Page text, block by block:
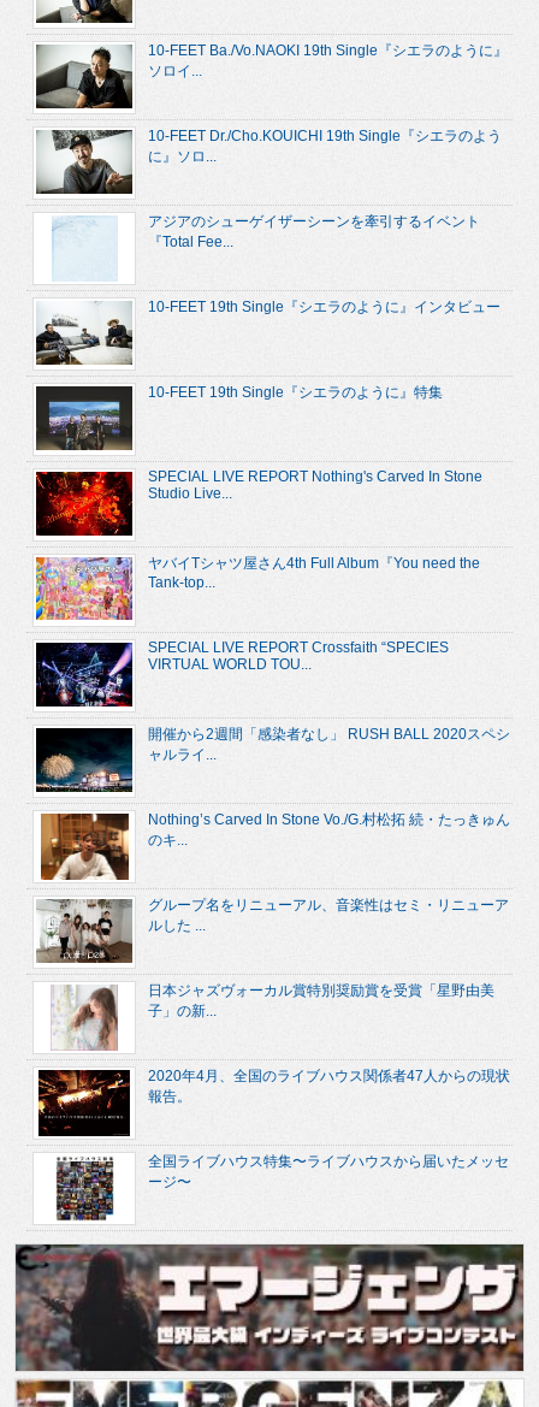
10-FEET Ba./Vo.NAOKI 19th Single『シエラのように』
ソロイ...
10-FEET Dr./Cho.KOUICHI 19th Single『シエラのよう
に』ソロ...
アジアのシューゲイザーシーンを牽引するイベント
『Total Fee...
10-FEET 19th Single『シエラのように』インタビュー
10-FEET 19th Single『シエラのように』特集
SPECIAL LIVE REPORT Nothing's Carved In Stone
Studio Live...
ヤバイTシャツ屋さん4th Full Album『You need the
Tank-top...
SPECIAL LIVE REPORT Crossfaith “SPECIES
VIRTUAL WORLD TOU...
開催から2週間「感染者なし」 RUSH BALL 2020スペシ
ャルライ...
Nothing’s Carved In Stone Vo./G.村松拓 続・たっきゅん
のキ...
グループ名をリニューアル、音楽性はセミ・リニューア
ルした ...
日本ジャズヴォーカル賞特別奨励賞を受賞「星野由美
子」の新...
2020年4月、全国のライブハウス関係者47人からの現状
報告。
全国ライブハウス特集〜ライブハウスから届いたメッセ
ージ〜